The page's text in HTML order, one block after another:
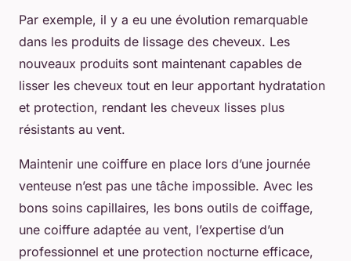
Par exemple, il y a eu une évolution remarquable
dans les produits de lissage des cheveux. Les
nouveaux produits sont maintenant capables de
lisser les cheveux tout en leur apportant hydratation
et protection, rendant les cheveux lisses plus
résistants au vent.
Maintenir une coiffure en place lors d’une journée
venteuse n’est pas une tâche impossible. Avec les
bons soins capillaires, les bons outils de coiffage,
une coiffure adaptée au vent, l’expertise d’un
professionnel et une protection nocturne efficace,